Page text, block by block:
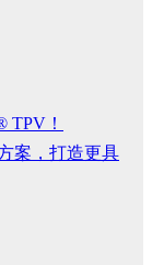
TPV！
案，打造更具